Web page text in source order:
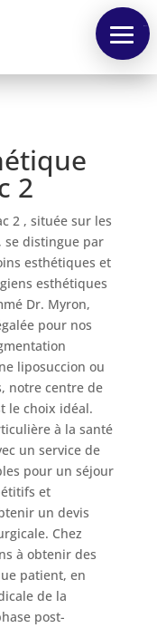
2
2 , située sur les
se distingue par
esthétiques et
esthétiques
Dr. Myron,
pour nos
liposuccion ou
notre centre de
le choix idéal.
à la santé
un service de
pour un séjour
et
un devis
Chez
à obtenir des
patient, en
de la
post-